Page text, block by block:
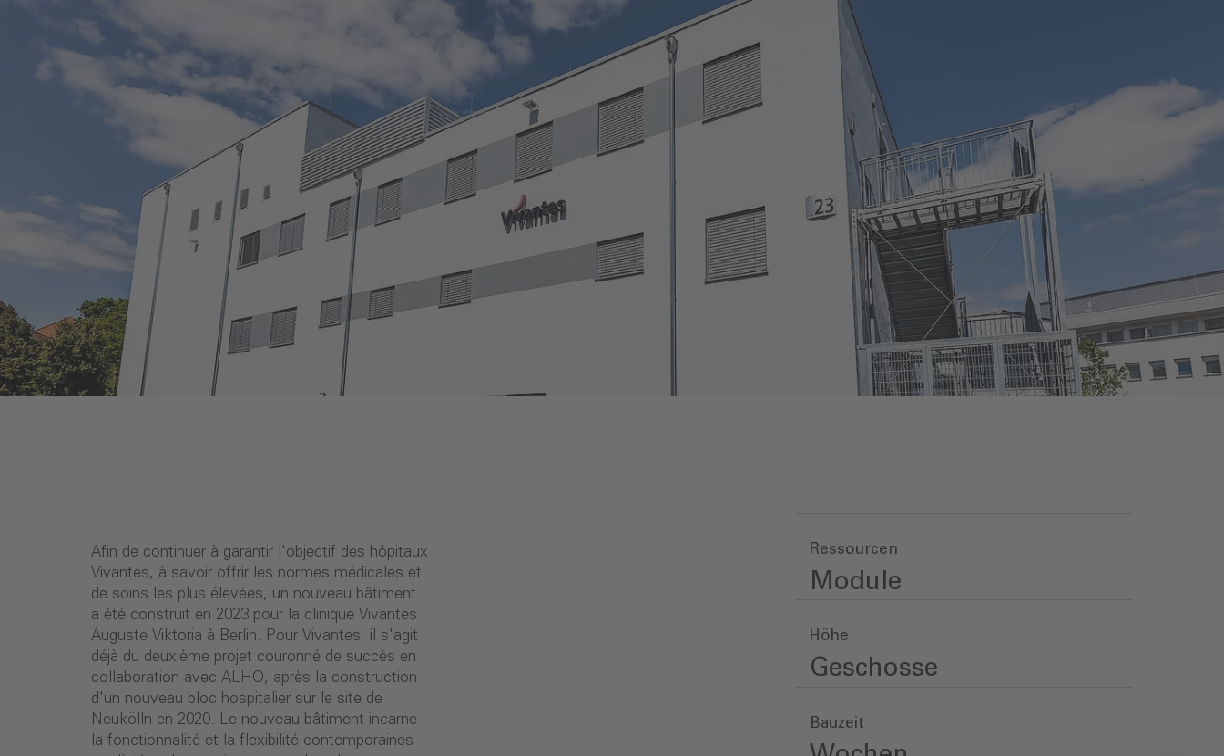
Afin de continuer à garantir l'objectif des hôpitaux
Vivantes, à savoir offrir les normes médicales et
de soins les plus élevées, un nouveau bâtiment
a été construit en 2023 pour la clinique Vivantes
Auguste Viktoria à Berlin. Pour Vivantes, il s'agit
déjà du deuxième projet couronné de succès en
collaboration avec ALHO, après la construction
d'un nouveau bloc hospitalier sur le site de
Neukölln en 2020. Le nouveau bâtiment incarne
la fonctionnalité et la flexibilité contemporaines
Ressourcen
Module
Höhe
Geschosse
Bauzeit